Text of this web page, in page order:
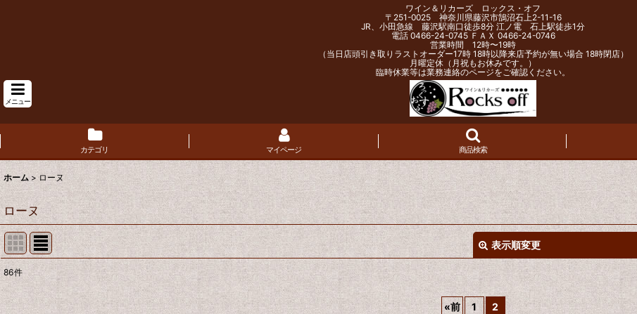
ワイン＆リカーズ ロックス・オフ
〒251-0025 神奈川県藤沢市鵠沼石上2-11-16
JR、小田急線 藤沢駅南口徒歩8分 江ノ電 石上駅徒歩1分
電話 0466-24-0745 ＦＡＸ 0466-24-0746
営業時間 12時〜19時
（当日店頭引き取りラストオーダー17時 18時以降来店予約が無い場合 18時閉店）
月曜定休（月祝もお休みです。）
臨時休業等は業務連絡のページをご確認ください。
メニュー
カテゴリ マイページ 商品検索
ホーム > ローヌ
ローヌ
表示順変更
サブカテゴリ
86件
«前 1 2